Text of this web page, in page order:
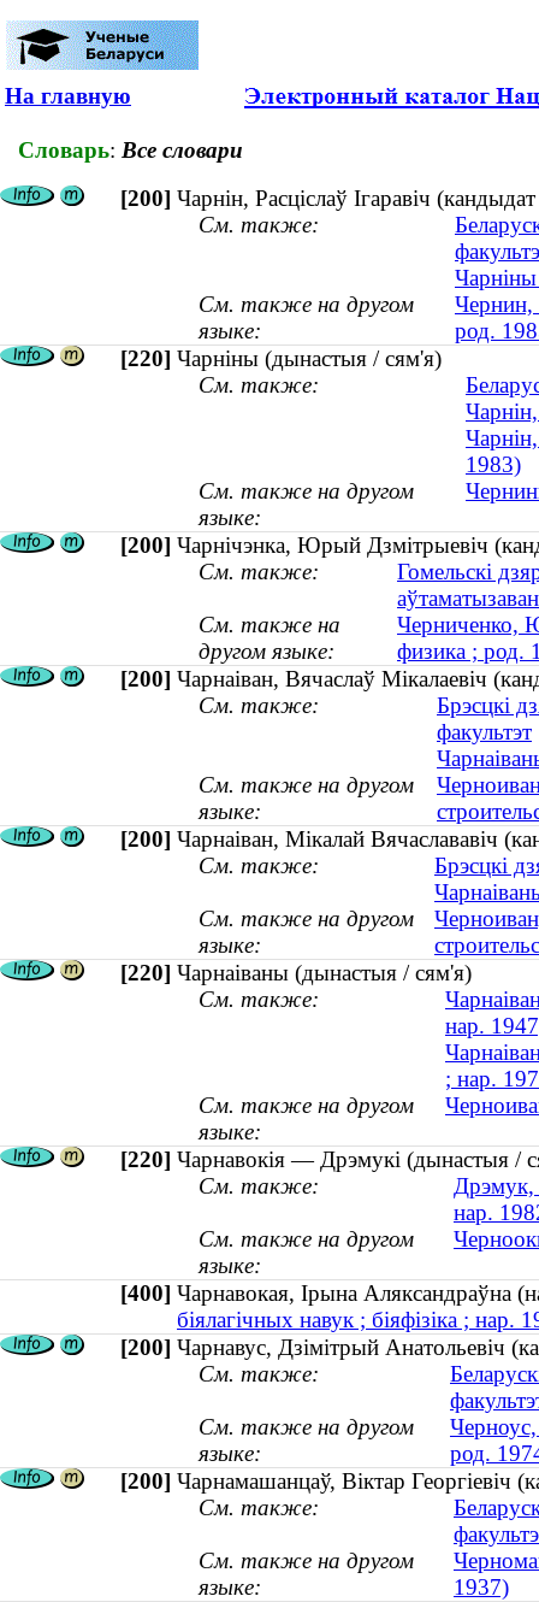
На главную
Словарь: Все словари
[200] Чарнін, Расціслаў Ігаравіч
См. также:
См. также на другом
языке:
Чернин,
род.
[220] Чарніны (дынастыя / сям'я)
См. также:
1983)
См. также на другом
языке:
[200] Чарнічэнка, Юрый Дзмітрыевіч
См. также:
Гомельскі
См. также на
другом языке:
Черниченко,
физика ; род.
[200] Чарнаіван, Вячаслаў Мікалаевіч
См. также:
Брэсцкі
факультэт
См. также на другом
языке:
[200] Чарнаіван, Мікалай Вячаслававіч
См. также:
Брэсцкі
См. также на другом
языке:
[220] Чарнаіваны (дынастыя / сям'я)
См. также:
нар.
; нар.
См. также на другом
языке:
[220] Чарнавокія — Дрэмукі (дынастыя /
См. также:
Дрэмук,
нар.
См. также на другом
языке:
[400] Чарнавокая, Ірына
біялагічных навук ; біяфізіка ; нар.
[200] Чарнавус, Дзімітрый Анатольевіч
См. также:
См. также на другом
языке:
род.
[200] Чарнамашанцаў, Віктар Георгіевіч
См. также:
См. также на другом
языке:
1937)